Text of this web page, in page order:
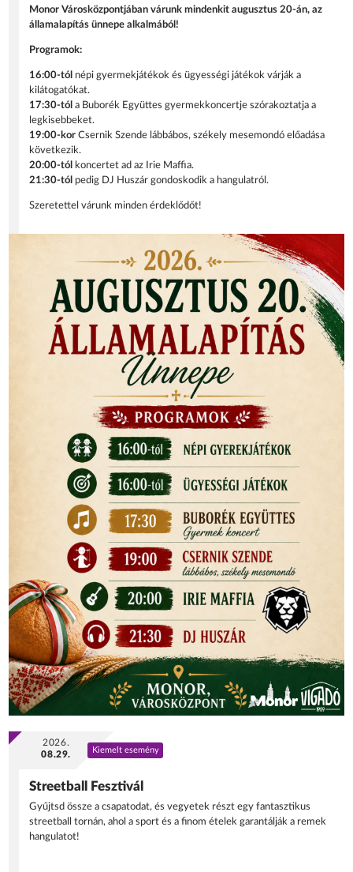
Monor Városközpontjában várunk mindenkit augusztus 20-án, az
államalapítás ünnepe alkalmából!
Programok:
16:00-tól népi gyermekjátékok és ügyességi játékok várják a
kilátogatókat.
17:30-tól a Buborék Együttes gyermekkoncertje szórakoztatja a
legkisebbeket.
19:00-korCsernik Szende lábbábos, székely mesemondó előadása
következik.
20:00-tól
koncertet ad az Irie Maffia.
21:30-tól pedig DJ Huszár gondoskodik a hangulatról.
Szeretettel várunk minden érdeklődőt!
2026.
08.29.
Kiemelt esemény
Streetball Fesztivál
Gyűjtsd össze a csapatodat, és vegyetek részt egy fantasztikus
streetball tornán, ahol a sport és a finom ételek garantálják a remek
hangulatot!